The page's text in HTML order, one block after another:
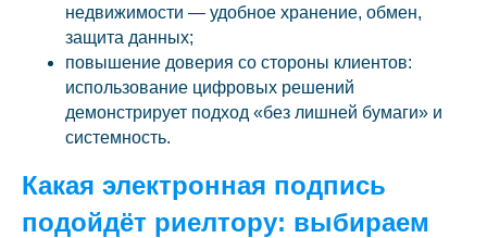
недвижимости — удобное хранение, обмен,
защита данных;
повышение доверия со стороны клиентов:
использование цифровых решений
демонстрирует подход «без лишней бумаги» и
системность.
Какая электронная подпись
подойдёт риелтору: выбираем